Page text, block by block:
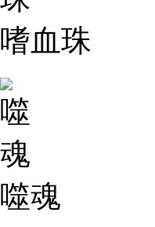
嗜血珠
噬魂